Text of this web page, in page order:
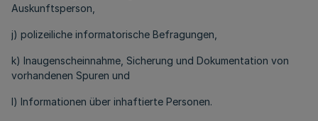
Auskunftsperson,
j) polizeiliche informatorische Befragungen,
k) Inaugenscheinnahme, Sicherung und Dokumentation von
vorhandenen Spuren und
l) Informationen über inhaftierte Personen.